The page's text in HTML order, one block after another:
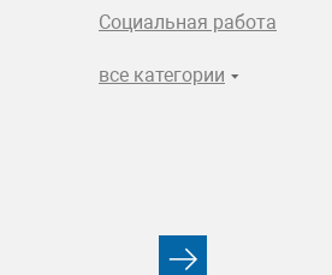
Социальная работа
все категории